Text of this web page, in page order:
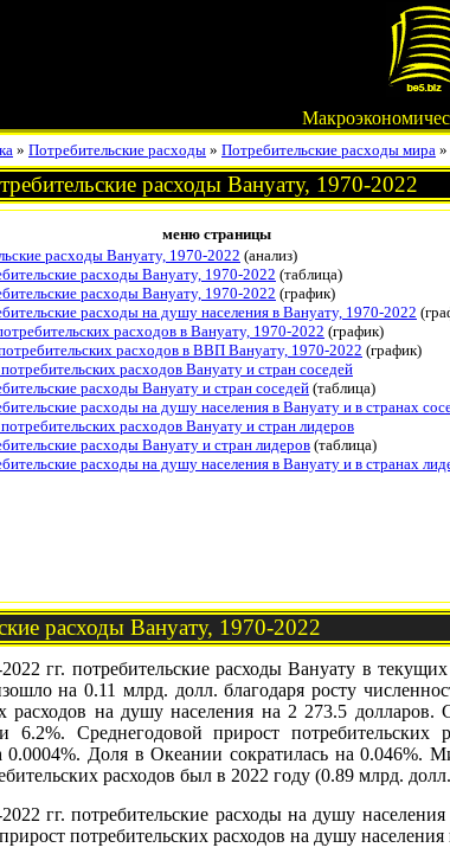
» Потребительские расходы » Потребительские расходы мира »
расходы Вануату, 1970-2022
меню страницы
расходы Вануату, 1970-2022 (анализ)
расходы Вануату, 1970-2022 (таблица)
расходы Вануату, 1970-2022 (график)
расходы на душу населения в Вануату, 1970-2022
расходов в Вануату, 1970-2022 (график)
расходов в ВВП Вануату, 1970-2022 (график)
расходов Вануату и стран соседей
расходы Вануату и стран соседей (таблица)
расходы на душу населения в Вануату и в странах
расходов Вануату и стран лидеров
расходы Вануату и стран лидеров (таблица)
расходы на душу населения в Вануату и в странах
расходы Вануату, 1970-2022
гг. потребительские расходы Вануату в
на 0.11 млрд. долл. благодаря росту
расходов на душу населения на 2 273.5 долларов.
6.2%. Среднегодовой прирост
0.0004%. Доля в Океании сократилась на 0.046%.
расходов был в 2022 году (0.89 млрд.
гг. потребительские расходы на душу
потребительских расходов на душу